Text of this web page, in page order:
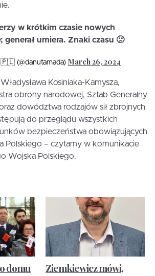
w krótkim czasie nowych
generał umiera. Znaki czasu 🙁
(@danutamada) March 26, 2024
Kosiniaka-Kamysza,
obrony narodowej, Sztab Generalny
dowództwa rodzajów sił zbrojnych
do przeglądu wszystkich
bezpieczeństwa obowiązujących
Polskiego – czytamy w komunikacie
Wojska Polskiego.
domu
Ziemkiewicz mówi,